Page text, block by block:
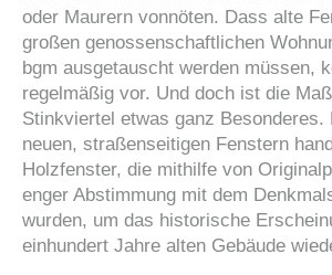
oder Maurern vonnöten. Dass alte
großen genossenschaftlichen
bgm ausgetauscht werden müssen,
regelmäßig vor. Und doch ist die
Stinkviertel etwas ganz Besonderes.
neuen, straßenseitigen Fenstern
Holzfenster, die mithilfe von
enger Abstimmung mit dem
wurden, um das historische
einhundert Jahre alten Gebäude